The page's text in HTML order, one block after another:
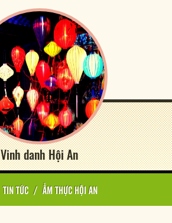
Vinh danh Hội An
TIN TỨC / ẨM THỰC HỘI AN